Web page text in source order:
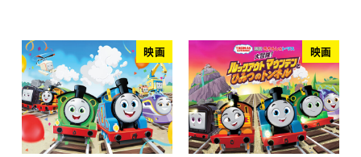
映画 映画